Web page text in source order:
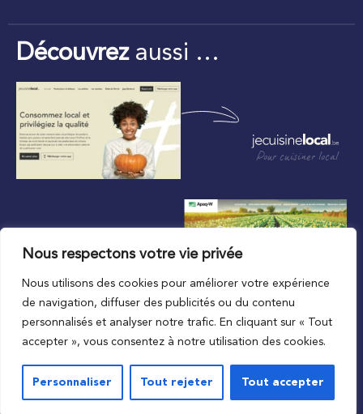
Nous respectons votre vie privée
Nous utilisons des cookies pour améliorer votre expérience
de navigation, diffuser des publicités ou du contenu
personnalisés et analyser notre trafic. En cliquant sur « Tout
accepter », vous consentez à notre utilisation des cookies.
Personnaliser Tout rejeter Tout accepter
Découvrezaussi …
Pour cuisiner local
Au plus proche du local
Vie privée
Conditions de l’accord d’utilisation